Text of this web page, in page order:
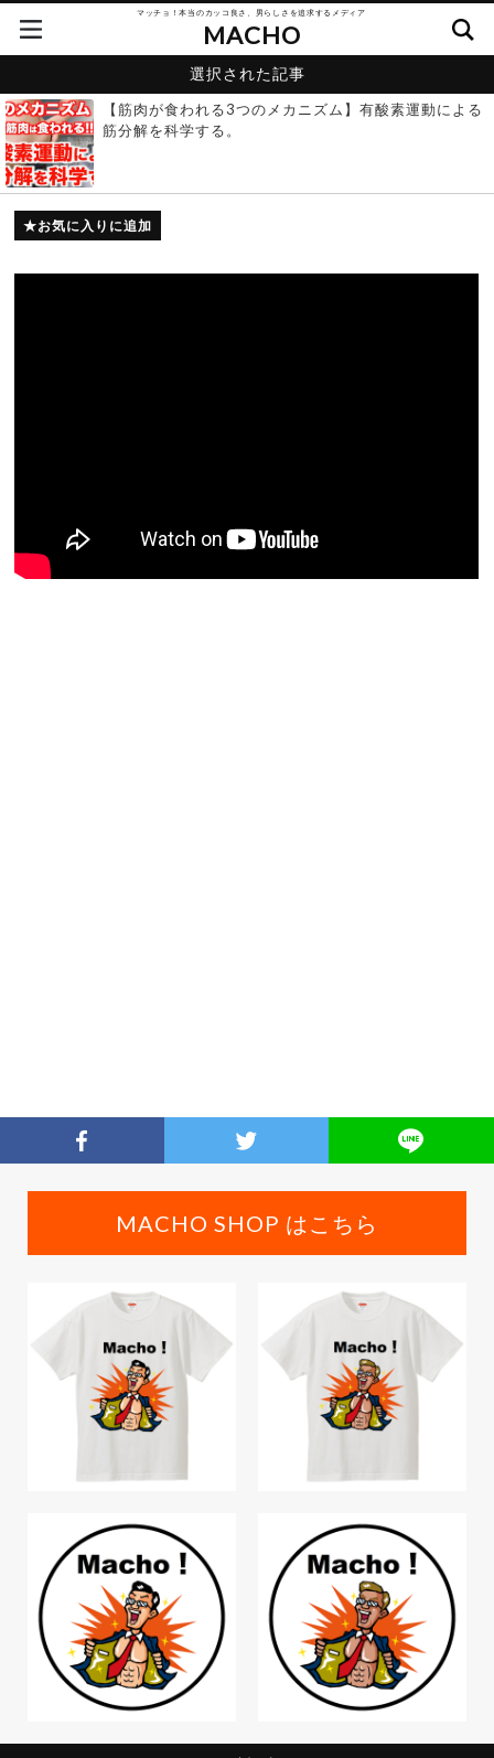
マッチョ！本当のカッコ良さ、男らしさを追求するメディア
MACHO
選択された記事
【筋肉が食われる3つのメカニズム】有酸素運動による
筋分解を科学する。
お気に入りに追加
MACHO SHOP はこちら